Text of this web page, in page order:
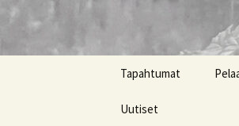
Tapahtumat
Uutiset